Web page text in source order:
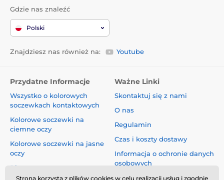
Gdzie nas znaleźć
Polski
Znajdziesz nas również na: Youtube
Przydatne Informacje
Wszystko o kolorowych
soczewkach kontaktowych
Kolorowe soczewki na
ciemne oczy
Kolorowe soczewki na jasne
oczy
Blog
Ważne Linki
Skontaktuj się z nami
O nas
Regulamin
Czas i koszty dostawy
Informacja o ochronie danych
osobowych
Reklamacje i Odstąpienie od
Strona korzysta z plików cookies w celu realizacji usług i zgodnie